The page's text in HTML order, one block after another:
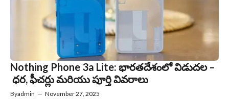
Nothing Phone 3a Lite: భారతదేశంలో విడుదల –
ధర, ఫీచర్లు మరియు పూర్తి వివరాలు
Byadmin — November 27, 2025